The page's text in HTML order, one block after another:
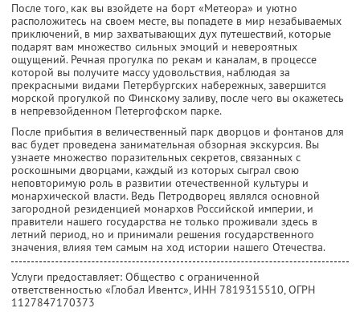
После того, как вы взойдете на борт «Метеора» и уютно
расположитесь на своем месте, вы попадете в мир незабываемых
приключений, в мир захватывающих дух путешествий, которые
подарят вам множество сильных эмоций и невероятных
ощущений. Речная прогулка по рекам и каналам, в процессе
которой вы получите массу удовольствия, наблюдая за
прекрасными видами Петербургских набережных, завершится
морской прогулкой по Финскому заливу, после чего вы окажетесь
в непревзойденном Петергофском парке.
После прибытия в величественный парк дворцов и фонтанов для
вас будет проведена занимательная обзорная экскурсия. Вы
узнаете множество поразительных секретов, связанных с
роскошными дворцами, каждый из которых сыграл свою
неповторимую роль в развитии отечественной культуры и
монархической власти. Ведь Петродворец являлся основной
загородной резиденцией монархов Российской империи, и
правители нашего государства не только проживали здесь в
летний период, но и принимали решения государственного
значения, влияя тем самым на ход истории нашего Отечества.
Услуги предоставляет: Общество с ограниченной
ответственностью «Глобал Ивентс», ИНН 7819315510, ОГРН
1127847170373